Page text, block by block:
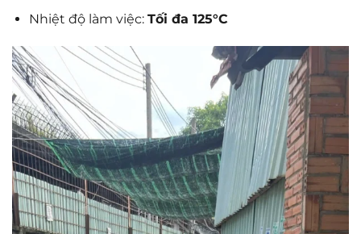
Nhiệt độ làm việc: Tối đa 125°C